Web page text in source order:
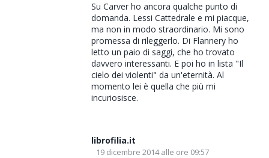
Su Carver ho ancora qualche punto di
domanda. Lessi Cattedrale e mi piacque,
ma non in modo straordinario. Mi sono
promessa di rileggerlo. Di Flannery ho
letto un paio di saggi, che ho trovato
davvero interessanti. E poi ho in lista "Il
cielo dei violenti" da un'eternità. Al
momento lei è quella che più mi
incuriosisce.
librofilia.it
19 dicembre 2014 alle ore 09:57